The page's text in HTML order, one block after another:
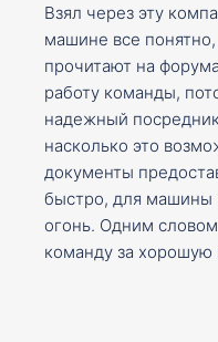
Взял через эту
машине все
прочитают на
работу команды,
надежный
насколько это
документы
быстро, для машины
огонь. Одним
команду за хорошую